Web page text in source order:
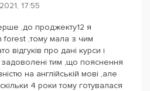
17:55
,до проджекту12 я
forest ,тому мала з чим
відгуків про дані курси і
тим ,що пояснення
на англійській мові ,але
4 роки тому готувалася